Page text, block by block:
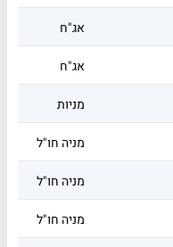
אג"ח
אג"ח
מניות
מניה חו"ל
מניה חו"ל
מניה חו"ל